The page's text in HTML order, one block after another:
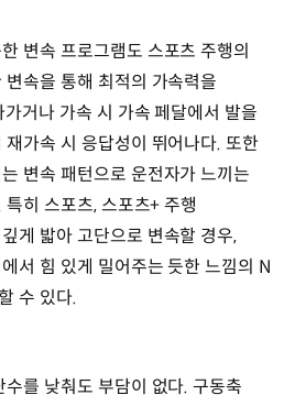
변속 프로그램도 스포츠 주행의
속을 통해 최적의 가속력을
거나 가속 시 가속 페달에서 발을
가속 시 응답성이 뛰어나다. 또한
변속 패턴으로 운전자가 느끼는
히 스포츠, 스포츠+ 주행
게 밟아 고단으로 변속할 경우,
서 힘 있게 밀어주는 듯한 느낌의 N
수 있다.
를 낮춰도 부담이 없다. 구동축